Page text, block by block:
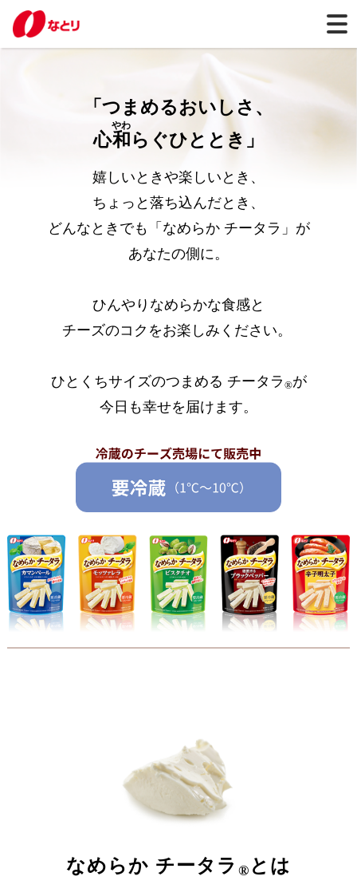
HOME
「つまめるおいしさ、
心和
やわ
らぐひととき」
嬉しいときや楽しいとき、
ちょっと落ち込んだとき、
どんなときでも「なめらか チータラ」が
あなたの側に。
ひんやりなめらかな食感と
チーズのコクをお楽しみください。
ひとくちサイズのつまめる チータラ ®が
今日も幸せを届けます。
なめらか チータラ ® とは